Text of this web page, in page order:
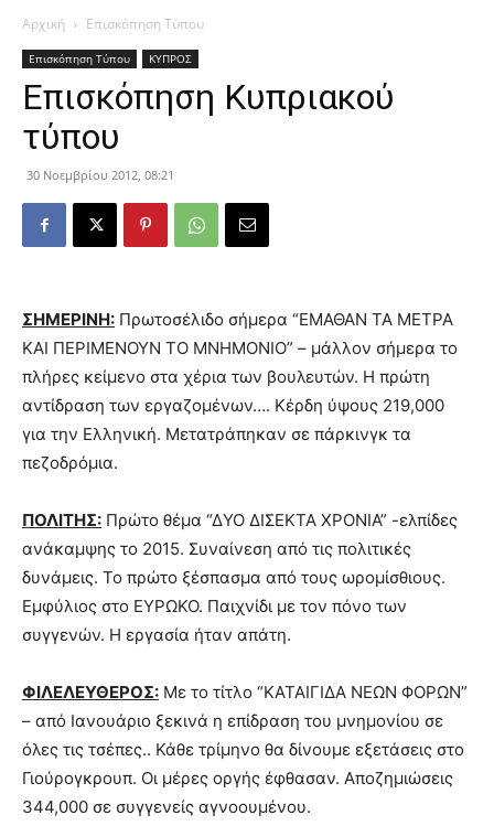
Αρχική Επισκόπηση Τύπου
Επισκόπηση Τύπου ΚΥΠΡΟΣ
Επισκόπηση Κυπριακού
τύπου
30 Νοεμβρίου 2012, 08:21
ΣΗΜΕΡΙΝΗ: Πρωτοσέλιδο σήμερα “ΕΜΑΘΑΝ ΤΑ ΜΕΤΡΑ
ΚΑΙ ΠΕΡΙΜΕΝΟΥΝ ΤΟ ΜΝΗΜΟΝΙΟ” – μάλλον σήμερα το
πλήρες κείμενο στα χέρια των βουλευτών. Η πρώτη
αντίδραση των εργαζομένων…. Κέρδη ύψους 219,000
για την Ελληνική. Μετατράπηκαν σε πάρκινγκ τα
πεζοδρόμια.
ΠΟΛΙΤΗΣ: Πρώτο θέμα “ΔΥΟ ΔΙΣΕΚΤΑ ΧΡΟΝΙΑ” -ελπίδες
ανάκαμψης το 2015. Συναίνεση από τις πολιτικές
δυνάμεις. Το πρώτο ξέσπασμα από τους ωρομίσθιους.
Εμφύλιος στο ΕΥΡΩΚΟ. Παιχνίδι με τον πόνο των
συγγενών. Η εργασία ήταν απάτη.
ΦΙΛΕΛΕΥΘΕΡΟΣ: Με το τίτλο “ΚΑΤΑΙΓΙΔΑ ΝΕΩΝ ΦΟΡΩΝ”
– από Ιανουάριο ξεκινά η επίδραση του μνημονίου σε
όλες τις τσέπες.. Κάθε τρίμηνο θα δίνουμε εξετάσεις στο
Γιούρογκρουπ. Οι μέρες οργής έφθασαν. Αποζημιώσεις
344,000 σε συγγενείς αγνοουμένου.